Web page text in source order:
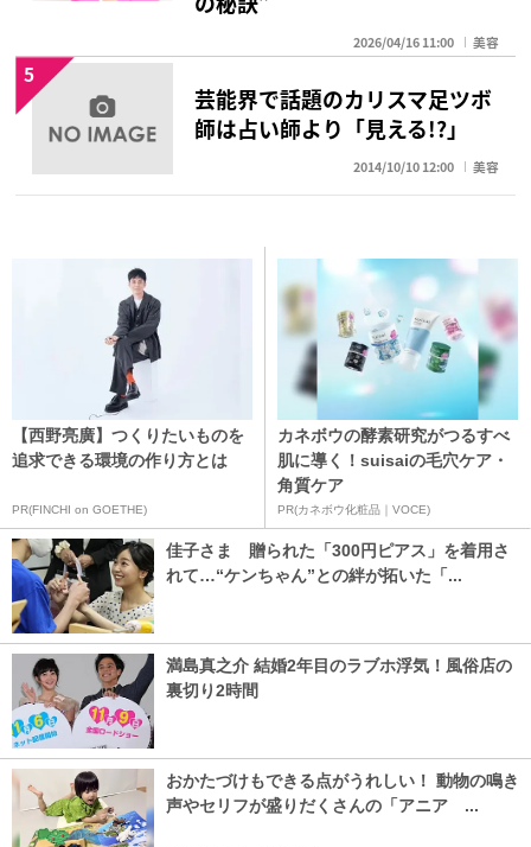
2026/04/16 11:00 美容
芸能界で話題のカリスマ足ツボ
師は占い師より「見える!?」
2014/10/10 12:00 美容
5
【西野亮廣】つくりたいものを
追求できる環境の作り方とは
PR(FINCHI on GOETHE)
カネボウの酵素研究がつるすべ
肌に導く！suisaiの毛穴ケア・
角質ケア
PR(カネボウ化粧品｜VOCE)
佳子さま 贈られた「300円ピアス」を着用さ
れて…“ケンちゃん”との絆が拓いた「...
満島真之介 結婚2年目のラブホ浮気！風俗店の
裏切り2時間
おかたづけもできる点がうれしい！ 動物の鳴き
声やセリフが盛りだくさんの「アニア ...